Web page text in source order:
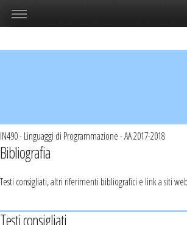
IN490 - Linguaggi di Programmazione - AA 2017-2018
Bibliografia
Testi consigliati, altri riferimenti bibliografici e link a siti
Testi consigliati